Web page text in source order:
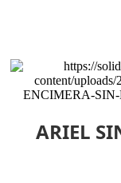
ARIEL